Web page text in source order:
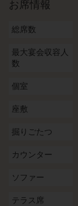
お席情報
総席数
最大宴会収容人
数
個室
座敷
掘りごたつ
カウンター
ソファー
テラス席